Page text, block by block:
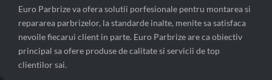
Euro Parbrize va ofera solutii porfesionale pentru montarea si
repararea parbrizelor, la standarde inalte, menite sa satisfaca
nevoile fiecarui client in parte. Euro Parbrize are ca obiectiv
principal sa ofere produse de calitate si servicii de top
clientilor sai.